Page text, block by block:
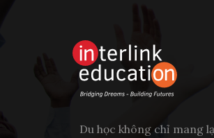
Du học không chỉ mang